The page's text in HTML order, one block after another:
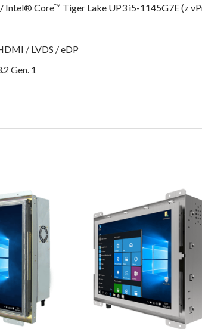
Core™ Tiger Lake UP3 i5-1145G7E (z
/ LVDS / eDP
Gen. 1